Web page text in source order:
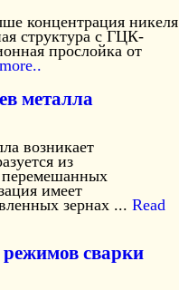
концентрация никеля
структура с ГЦК-
прослойка от
металла
возникает
из
перемешанных
имеет
зернах ... Read
сварки